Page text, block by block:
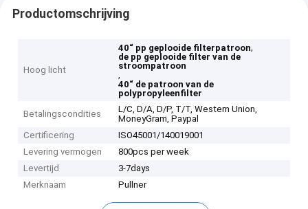
Productomschrijving
Hoog licht
40“ pp geplooide filterpatroon,
de pp geplooide filter van de
stroompatroon
,
40“ de patroon van de
polypropyleenfilter
Betalingscondities
L/C, D/A, D/P, T/T, Western Union,
MoneyGram, Paypal
Certificering
ISO45001/140019001
Levering vermogen
800pcs per week
Levertijd
3-7days
Merknaam
Pullner